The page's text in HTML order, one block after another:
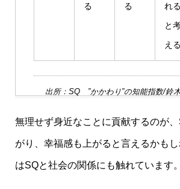
る
る
れる
と
える
出所：SQ ”かかわり”の知能指数/鈴
無理せず身近なことに貢献するのが
がり、幸福感も上がると言えるかも
はSQと社会の関係にも触れています。